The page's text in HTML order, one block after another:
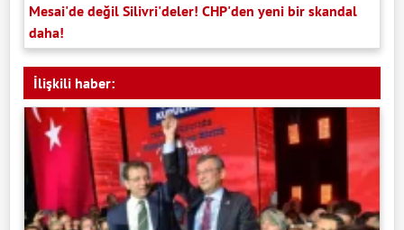
Mesai'de değil Silivri'deler! CHP'den yeni bir skandal
daha!
İlişkili haber: